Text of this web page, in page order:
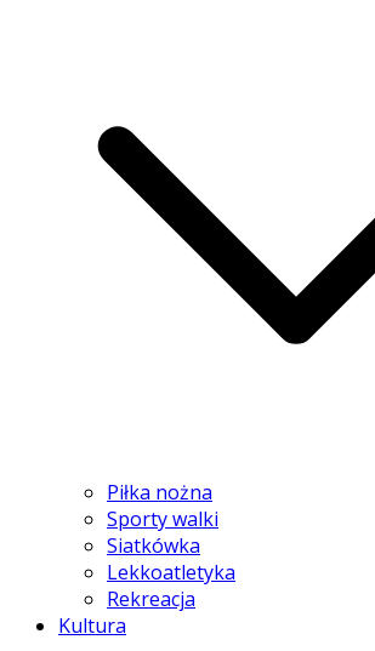
Piłka nożna
Sporty walki
Siatkówka
Lekkoatletyka
Rekreacja
Kultura